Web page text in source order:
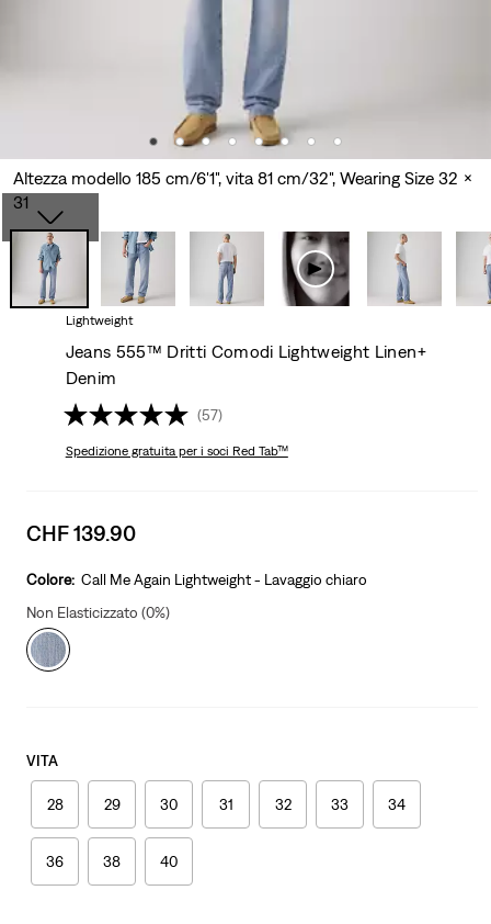
Altezza modello 185 cm/6'1", vita 81 cm/32", Wearing Size 32 x
31
Lightweight
Jeans 555™ Dritti Comodi Lightweight Linen+
Denim
(57)
Spedizione gratuitaper i soci Red Tab™
Sale
is
CHF 139.90
Colore: Call Me Again Lightweight - Lavaggio chiaro
Non Elasticizzato (0%)
VITA
28 29 30 31 32 33 34
36 38 40